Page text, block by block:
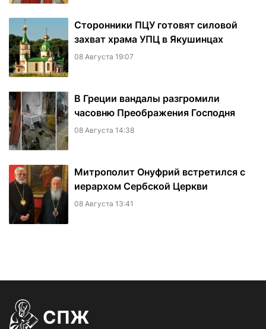
Сторонники ПЦУ готовят силовой
захват храма УПЦ в Якушинцах
08 Августа 19:07
В Греции вандалы разгромили
часовню Преображения Господня
08 Августа 14:38
Митрополит Онуфрий встретился с
иерархом Сербской Церкви
08 Августа 13:41
СПЖ